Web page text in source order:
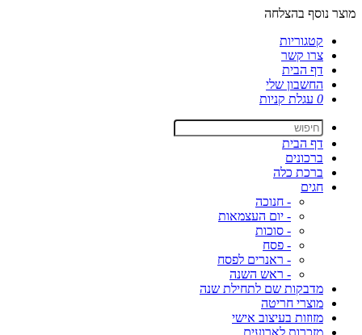
מוצר נוסף בהצלחה
קטגוריות
צרו קשר
דף הבית
החשבון שלי
0 עגלת קניות
דף הבית
ברכונים
ברכת כלה
חגים
- חנוכה
- יום העצמאות
- סוכות
- פסח
- ראנרים לפסח
- ראש השנה
מדבקות שם לתחילת שנה
מוצרי חריטה
מזוזות בעיצוב אישי
מזכרות לארועים